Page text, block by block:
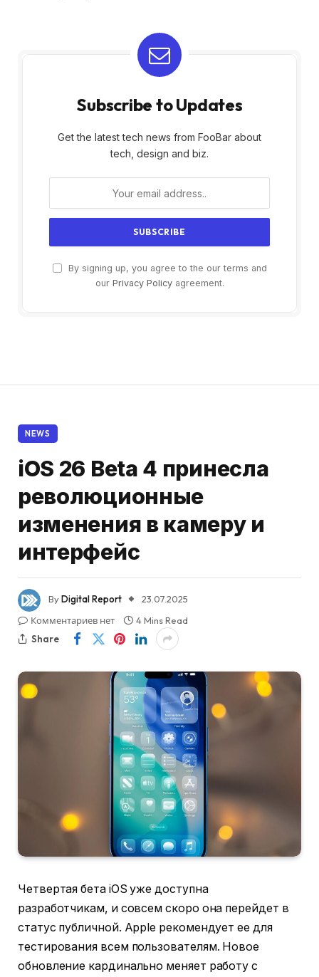
Subscribe to Updates
Get the latest tech news from FooBar about
tech, design and biz.
By signing up, you agree to the our terms and
our Privacy Policyagreement.
NEWS
iOS 26 Beta 4 принесла
революционные
изменения в камеру и
интерфейс
ByDigital Report
23.07.2025
Комментариев нет
4 Mins Read
Share
Четвертая бета iOS уже доступна
разработчикам, и совсем скоро она перейдет в
статус публичной. Apple рекомендует ее для
тестирования всем пользователям. Новое
обновление кардинально меняет работу с